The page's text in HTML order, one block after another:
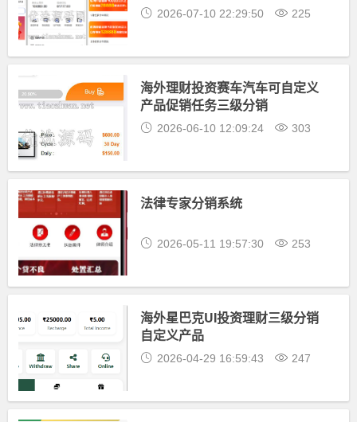
2026-07-10 22:29:50 225
海外理财投资赛车汽车可自定义
产品促销任务三级分销
2026-06-10 12:09:24 303
法律专家分销系统
2026-05-11 19:57:30 253
海外星巴克UI投资理财三级分销
自定义产品
2026-04-29 16:59:43 247